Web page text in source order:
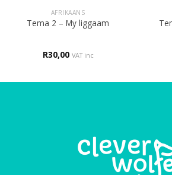
AFRIKAANS
Tema 2 – My liggaam
R30,00 VAT inc